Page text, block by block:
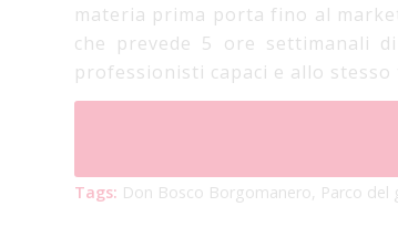
materia prima porta fino al
che prevede 5 ore settimanali
professionisti capaci e allo
Tags: Don Bosco Borgomanero, Parco del